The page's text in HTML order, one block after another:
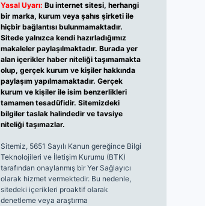
Yasal Uyarı: Bu internet sitesi, herhangi
bir marka, kurum veya şahıs şirketi ile
hiçbir bağlantısı bulunmamaktadır.
Sitede yalnızca kendi hazırladığımız
makaleler paylaşılmaktadır. Burada yer
alan içerikler haber niteliği taşımamakta
olup, gerçek kurum ve kişiler hakkında
paylaşım yapılmamaktadır. Gerçek
kurum ve kişiler ile isim benzerlikleri
tamamen tesadüfidir. Sitemizdeki
bilgiler taslak halindedir ve tavsiye
niteliği taşımazlar.
Sitemiz, 5651 Sayılı Kanun gereğince Bilgi
Teknolojileri ve İletişim Kurumu (BTK)
tarafından onaylanmış bir Yer Sağlayıcı
olarak hizmet vermektedir. Bu nedenle,
sitedeki içerikleri proaktif olarak
denetleme veya araştırma